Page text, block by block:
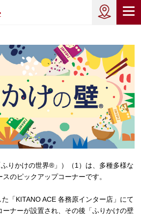
ふりかけの世界®」）（1）は、多種多様な
のピックアップコーナーです。
「KITANO ACE 各務原インター店」にて
ーナーが設置され、その後「ふりかけの壁